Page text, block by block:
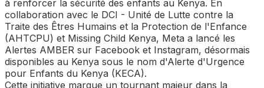
à renforcer la sécurité des enfants au Kenya. En
collaboration avec le DCI - Unité de Lutte contre la
Traite des Êtres Humains et la Protection de l'Enfance
(AHTCPU) et Missing Child Kenya, Meta a lancé les
Alertes AMBER sur Facebook et Instagram, désormais
disponibles au Kenya sous le nom d'Alerte d'Urgence
pour Enfants du Kenya (KECA).
Cette initiative marque un tournant majeur dans la